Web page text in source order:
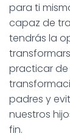
para ti
capaz de
tendrás la
practicar
padres y
nuestros
fin.